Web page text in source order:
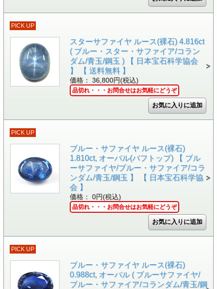
PICK UP
スターサファイヤ ルース(裸石) 4.816ct
( ブルー・スター・サファイア/コラン
ダム/青玉/鋼玉 ) 【 日本宝石科学協会
】 【 送料無料 】
価格： 36,800円(税込)
品切れ・・・お問合せはお気軽にどうぞ
PICK UP
ブルー・サファイヤ ルース(裸石)
1.810ct, オーバル(バフトップ) 【 ブル
ーサファイヤ/ブルー・サファイア/コラ
ンダム/青玉/鋼玉 】 【 日本宝石科学協
会 】
価格： 0円(税込)
品切れ・・・お問合せはお気軽にどうぞ
PICK UP
ブルー・サファイヤ ルース(裸石)
0.988ct, オーバル ( ブルーサファイヤ/
ブルー・サファイア/コランダム/青玉/鋼